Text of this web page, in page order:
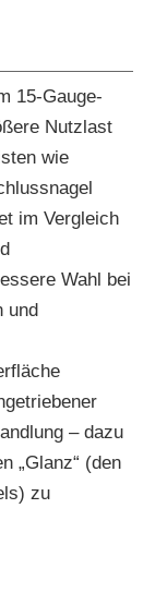
15-Gauge-
Nutzlast
wie
im Vergleich
Wahl bei
und
– dazu
„Glanz“ (den
zu